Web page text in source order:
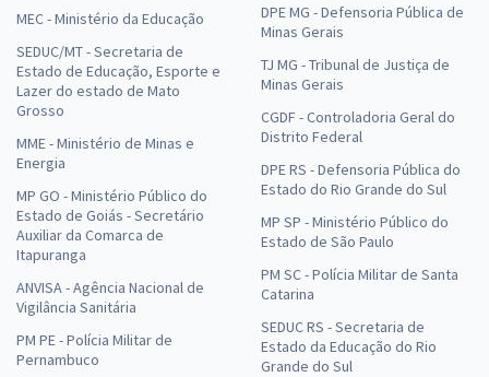
MEC - Ministério da Educação
SEDUC/MT - Secretaria de
Estado de Educação, Esporte e
Lazer do estado de Mato
Grosso
MME - Ministério de Minas e
Energia
MP GO - Ministério Público do
Estado de Goiás - Secretário
Auxiliar da Comarca de
Itapuranga
ANVISA - Agência Nacional de
Vigilância Sanitária
PM PE - Polícia Militar de
Pernambuco
DPE MG - Defensoria Pública de
Minas Gerais
TJ MG - Tribunal de Justiça de
Minas Gerais
CGDF - Controladoria Geral do
Distrito Federal
DPE RS - Defensoria Pública do
Estado do Rio Grande do Sul
MP SP - Ministério Público do
Estado de São Paulo
PM SC - Polícia Militar de Santa
Catarina
SEDUC RS - Secretaria de
Estado da Educação do Rio
Grande do Sul